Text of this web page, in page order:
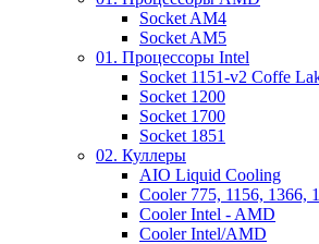
Socket AM4
Socket AM5
01. Процессоры Intel
Socket 1151-v2 Coffe
Socket 1200
Socket 1700
Socket 1851
02. Куллеры
AIO Liquid Cooling
Cooler 775, 1156, 1366,
Cooler Intel - AMD
Cooler Intel/AMD